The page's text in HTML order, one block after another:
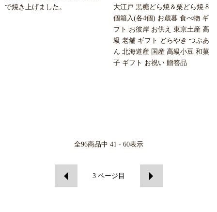
で焼き上げました。
大江戸 黒糖どら焼＆栗どら焼 8
個箱入(各4個) お歳暮 食べ物 ギ
フト お彼岸 お供え 東京土産 高
級 老舗 ギフト どらやき つぶあ
ん 北海道産 国産 高級小豆 和菓
子 ギフト お祝い 贈答品
全96商品中 41 - 60表示
3 ページ目